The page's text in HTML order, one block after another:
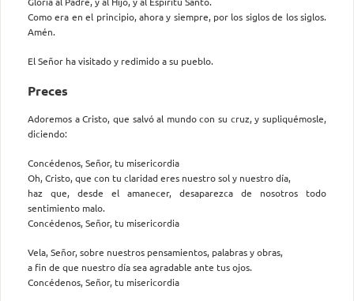
Como era en el principio, ahora y siempre, por los siglos de los siglos.
Amén.
El Señor ha visitado y redimido a su pueblo.
Preces
Adoremos a Cristo, que salvó al mundo con su cruz, y supliquémosle,
diciendo:
Concédenos, Señor, tu misericordia
Oh, Cristo, que con tu claridad eres nuestro sol y nuestro día,
haz que, desde el amanecer, desaparezca de nosotros todo
sentimiento malo.
Concédenos, Señor, tu misericordia
Vela, Señor, sobre nuestros pensamientos, palabras y obras,
a fin de que nuestro día sea agradable ante tus ojos.
Concédenos, Señor, tu misericordia